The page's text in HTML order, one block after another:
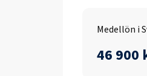
Medellön i
46 900